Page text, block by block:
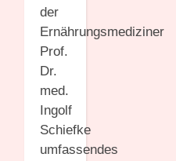
der
Ernährungsmediziner
Prof.
Dr.
med.
Ingolf
Schiefke
umfassendes